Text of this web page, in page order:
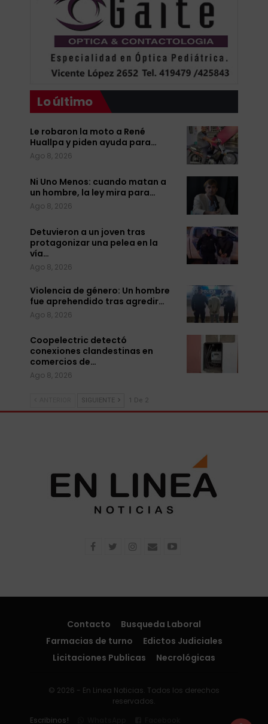
Lo último
Le robaron la moto a René
Huallpa y piden ayuda para…
Ago 8, 2026
Ni Uno Menos: cuando matan a
un hombre, la ley mira para…
Ago 8, 2026
Detuvieron a un joven tras
protagonizar una pelea en la
vía…
Ago 8, 2026
Violencia de género: Un hombre
fue aprehendido tras agredir…
Ago 8, 2026
Coopelectric detectó
conexiones clandestinas en
comercios de…
Ago 8, 2026
SIGUIENTE 1 De 2
Contacto
Busqueda Laboral
Farmacias de turno
Edictos Judiciales
Licitaciones Publicas
Necrológicas
© 2026 - En Linea Noticias. Todos los derechos
reservados.
Escribinos!